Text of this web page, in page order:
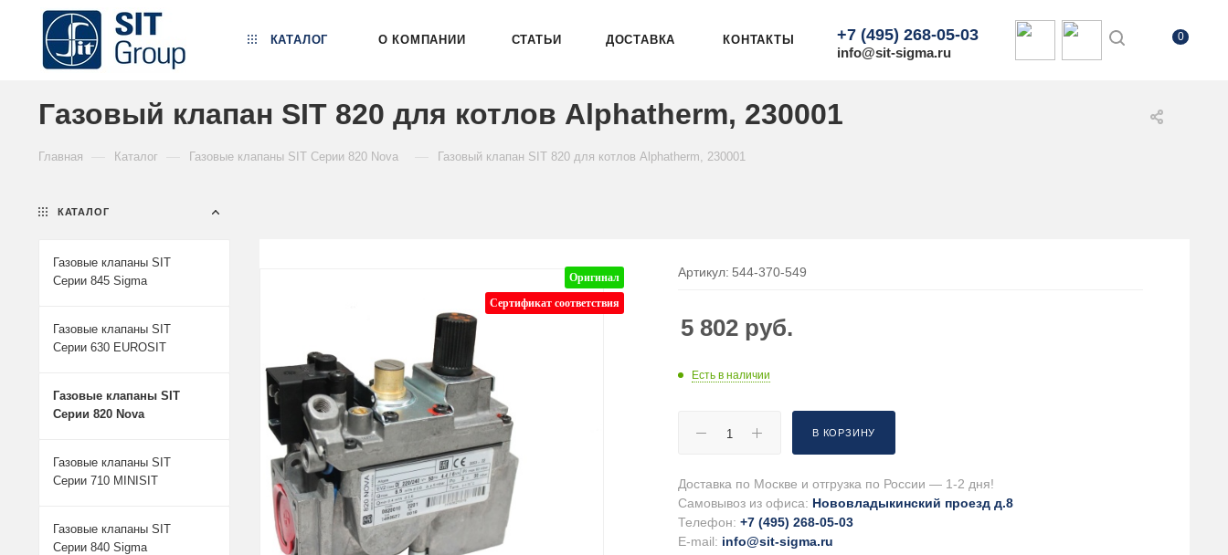
КАТАЛОГ О КОМПАНИИ СТАТЬИ ДОСТАВКА КОНТАКТЫ +7 (495) 268-05-03
info@sit-sigma.ru
0
Газовый клапан SIT 820 для котлов Alphatherm, 230001
Главная Каталог Газовые клапаны SIT Серии 820 Nova Газовый клапан SIT 820 для котлов Alphatherm, 230001
Оригинал
Сертификат соответствия
Артикул: 544-370-549
5 802 руб.
Есть в наличии
В КОРЗИНУ
Доставка по Москве и отгрузка по России — 1-2 дня!
Самовывоз из офиса: Нововладыкинский проезд д.8
Телефон:+7 (495) 268-05-03
E-mail: info@sit-sigma.ru
КАТАЛОГ
Газовые клапаны SIT
Серии 845 Sigma
Газовые клапаны SIT
Серии 630 EUROSIT
Газовые клапаны SIT
Серии 820 Nova
Газовые клапаны SIT
Серии 710 MINISIT
Газовые клапаны SIT
Серии 840 Sigma